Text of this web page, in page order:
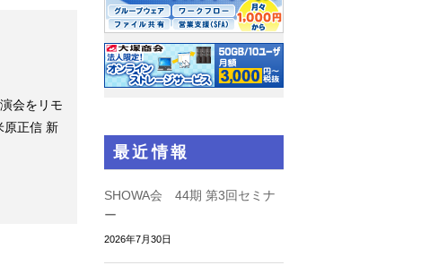
会をリモ
原正信 新
最近情報
SHOWA会 44期 第3回セミナ
ー
2026年7月30日